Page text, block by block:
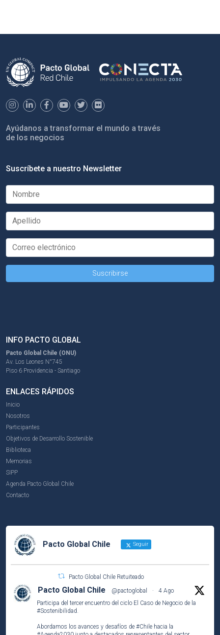
Ayúdanos a transformar el mundo a través
de los negocios
Suscríbete a nuestro Newsletter
INFO PACTO GLOBAL
Pacto Global Chile (ONU)
Av. Los Leones N°745
Piso 6 Providencia - Santiago
ENLACES RÁPIDOS
Inicio
Nosotros
Participantes
Objetivos de Desarrollo Sostenible
Biblioteca
Memorias
SIPP
Agenda Pacto Global Chile
Contacto
Pacto Global Chile Seguir
Pacto Global Chile Retuiteado
Pacto Global Chile @pactoglobal ·
4 Ago
Participa del tercer encuentro del ciclo El Caso de Negocio de la
#Sostenibilidad
Abordamos los avances y desafíos de #Chile hacia la